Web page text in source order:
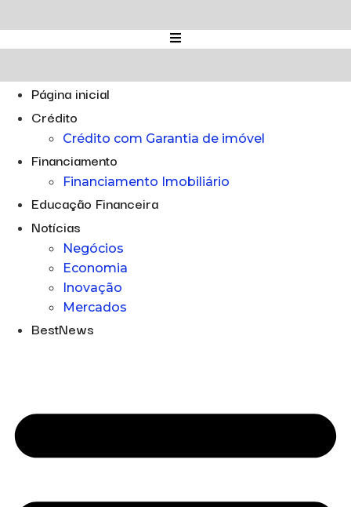
para
o
Página inicial
Crédito
Crédito com Garantia de imóvel
Financiamento
Financiamento Imobiliário
Educação Financeira
Notícias
Negócios
Economia
Inovação
Mercados
BestNews